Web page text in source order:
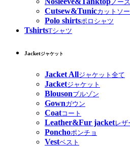
ノー
Cutsew&Tunicカットソ
Polo shirtsポロシャツ
TshirtsTシャツ
Jacketジャケット
Jacket Allジャケット全て
Jacketジャケット
Blousonブルゾン
Gownガウン
Coatコート
Leather&Fur jacketレザ
Ponchoポンチョ
Vestベスト